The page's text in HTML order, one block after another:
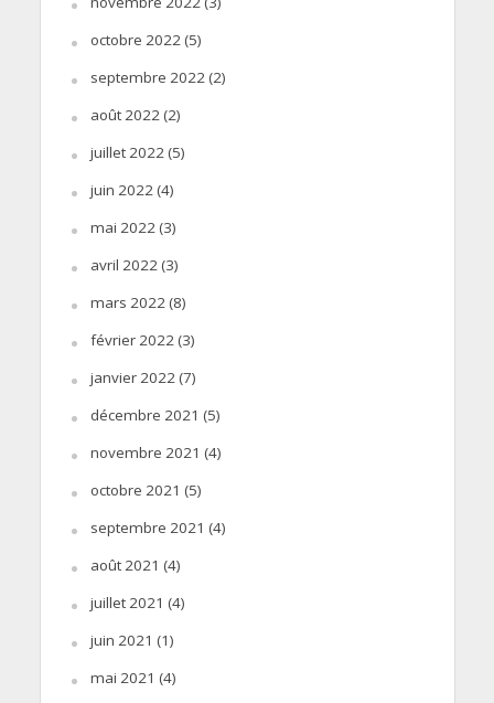
octobre 2022 (5)
septembre 2022 (2)
août 2022 (2)
juillet 2022 (5)
juin 2022 (4)
mai 2022 (3)
avril 2022 (3)
mars 2022 (8)
février 2022 (3)
janvier 2022 (7)
décembre 2021 (5)
novembre 2021 (4)
octobre 2021 (5)
septembre 2021 (4)
août 2021 (4)
juillet 2021 (4)
juin 2021 (1)
mai 2021 (4)